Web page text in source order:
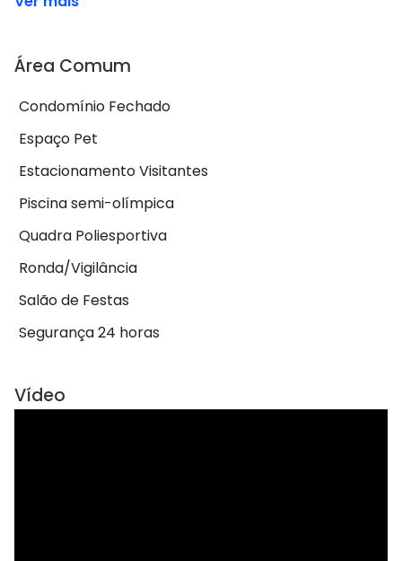
Área Comum
Condomínio Fechado
Espaço Pet
Estacionamento Visitantes
Piscina semi-olímpica
Quadra Poliesportiva
Ronda/Vigilância
Salão de Festas
Segurança 24 horas
Vídeo